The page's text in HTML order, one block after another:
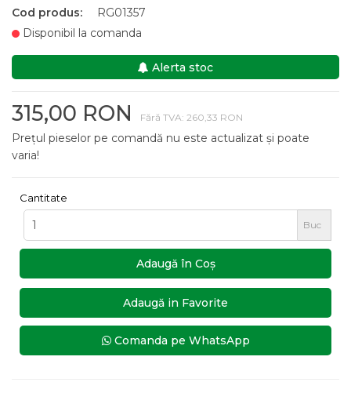
Cod produs:
RG01357
Disponibil la comanda
Alerta stoc
315,00 RON Fără TVA: 260,33 RON
Prețul pieselor pe comandă nu este actualizat și poate
varia!
Cantitate
Buc
Adaugă în Coş
Adaugă in Favorite
Comanda pe WhatsApp